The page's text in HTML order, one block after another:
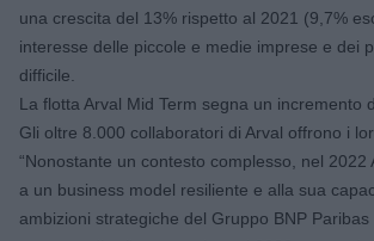
una crescita del 13% rispetto al 2021 (9,7%
interesse delle piccole e medie imprese e dei
difficile.
La flotta Arval Mid Term segna un incremento
Gli oltre 8.000 collaboratori di Arval offrono i
“Nonostante un contesto complesso, nel
a un business model resiliente e alla sua
ambizioni strategiche del Gruppo BNP